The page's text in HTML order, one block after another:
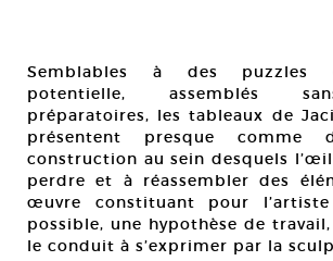
Semblables à des puzzles
potentielle, assemblés
préparatoires, les tableaux de
présentent presque comme
construction au sein desquels
perdre et à réassembler des
œuvre constituant pour
possible, une hypothèse de
le conduit à s’exprimer par la